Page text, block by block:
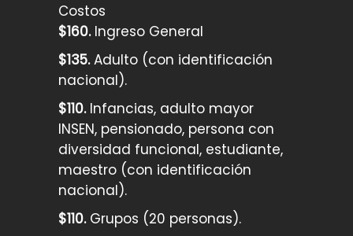
Costos
$160.Ingreso General
$135.Adulto (con identificación
nacional).
$110.Infancias, adulto mayor
INSEN, pensionado, persona con
diversidad funcional, estudiante,
maestro (con identificación
nacional).
$110.Grupos (20 personas).